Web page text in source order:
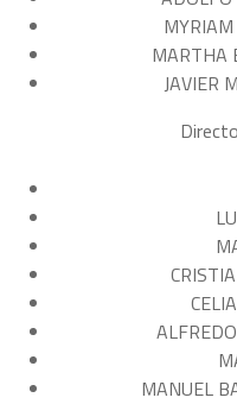
MARTHA
JAVIER
MANUEL